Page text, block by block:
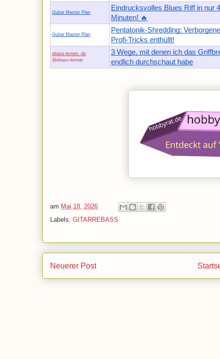
Guitar Master Plan
Eindrucksvolles Blues Riff in nur 4
Minuten! 🔥
Guitar Master Plan
Pentatonik-Shredding: Verborgene
Profi-Tricks enthüllt!
ebass-lernen. de
@ebass-lernen
3 Wege, mit denen ich das
endlich durchschaut habe
am Mai 18, 2026
Labels: GITARREBASS
Neuerer Post